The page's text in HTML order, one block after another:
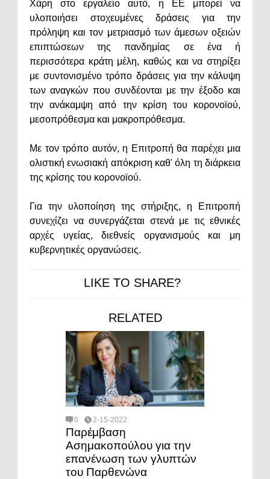
Χάρη στο εργαλείο αυτό, η ΕΕ μπορεί να
υλοποιήσει στοχευμένες δράσεις για την
πρόληψη και τον μετριασμό των άμεσων οξειών
επιπτώσεων της πανδημίας σε ένα ή
περισσότερα κράτη μέλη, καθώς και να στηρίξει
με συντονισμένο τρόπο δράσεις για την κάλυψη
των αναγκών που συνδέονται με την έξοδο και
την ανάκαμψη από την κρίση του κορονοϊού,
μεσοπρόθεσμα και μακροπρόθεσμα.
Με τον τρόπο αυτόν, η Επιτροπή θα παρέχει μια
ολιστική ενωσιακή απόκριση καθ' όλη τη διάρκεια
της κρίσης του κορονοϊού.
Για την υλοποίηση της στήριξης, η Επιτροπή
συνεχίζει να συνεργάζεται στενά με τις εθνικές
αρχές υγείας, διεθνείς οργανισμούς και μη
κυβερνητικές οργανώσεις.
LIKE TO SHARE?
RELATED
0 2-15-2022
Παρέμβαση
Ασημακοπούλου για την
επανένωση των γλυπτών
του Παρθενώνα